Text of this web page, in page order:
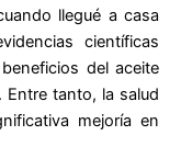
llegué a casa
científicas
del aceite
Entre tanto, la salud
mejoría en